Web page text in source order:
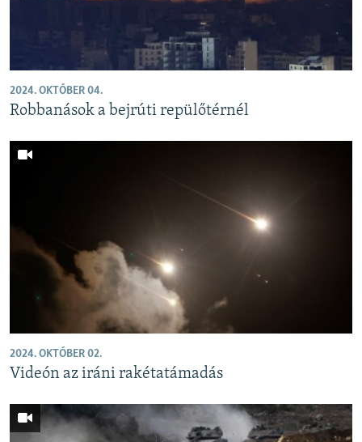
2024. OKTÓBER 04.
Robbanások a bejrúti repülőtérnél
2024. OKTÓBER 02.
Videón az iráni rakétatámadás